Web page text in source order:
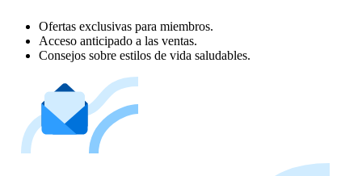
Ofertas exclusivas para miembros.
Acceso anticipado a las ventas.
Consejos sobre estilos de vida saludables.